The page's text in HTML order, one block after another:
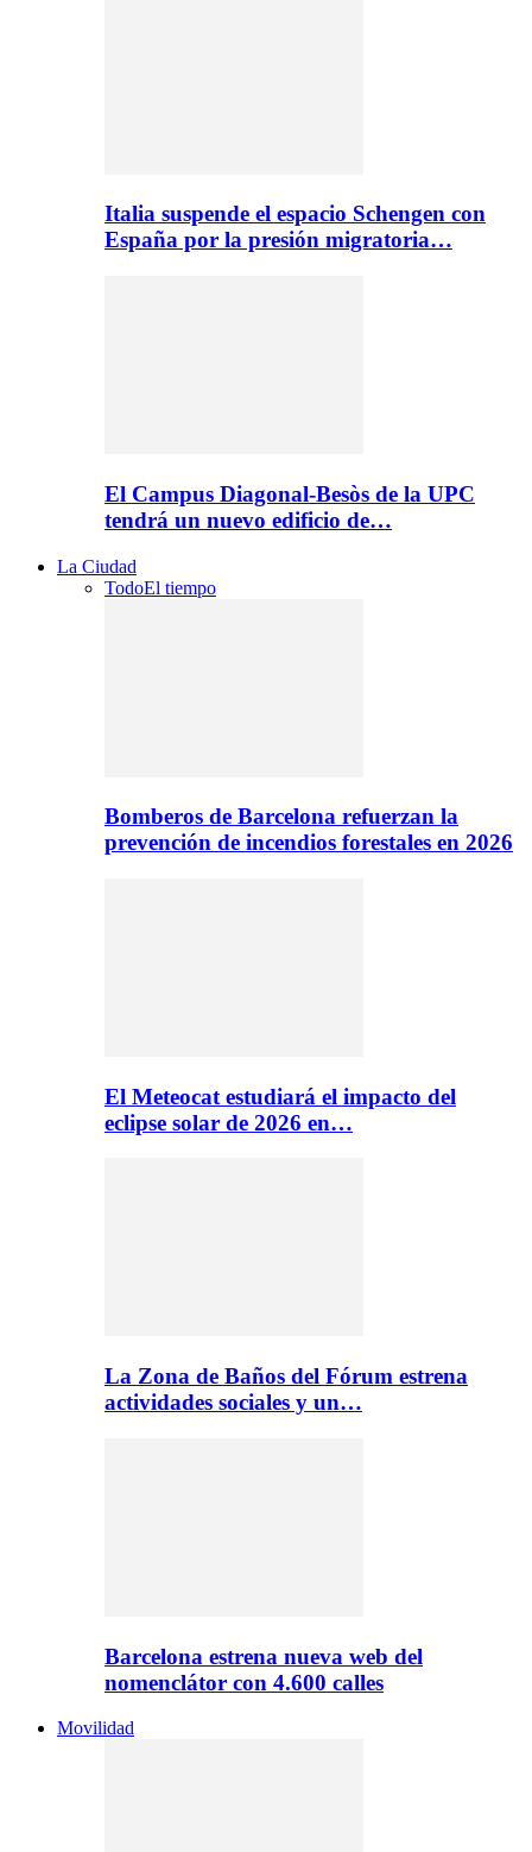
Italia suspende el espacio Schengen con
España por la presión migratoria…
El Campus Diagonal-Besòs de la UPC
tendrá un nuevo edificio de…
La Ciudad
TodoEl tiempo
Bomberos de Barcelona refuerzan la
prevención de incendios forestales en 2026
El Meteocat estudiará el impacto del
eclipse solar de 2026 en…
La Zona de Baños del Fórum estrena
actividades sociales y un…
Barcelona estrena nueva web del
nomenclátor con 4.600 calles
Movilidad